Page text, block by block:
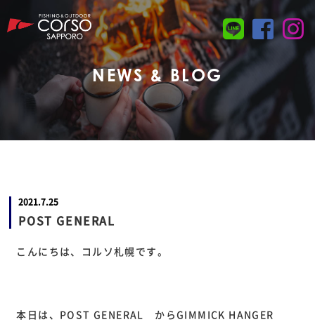
NEWS & BLOG
2021.7.25
POST GENERAL
こんにちは、コルソ札幌です。
本日は、POST GENERAL からGIMMICK HANGER